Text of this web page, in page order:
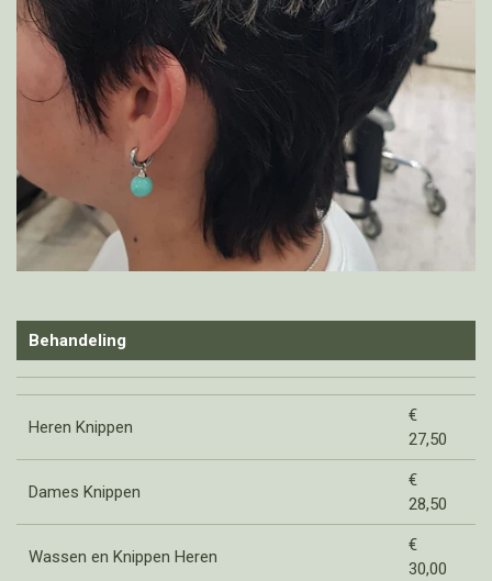
Behandeling
Heren Knippen
€
27,50
Dames Knippen
€
28,50
Wassen en Knippen Heren
€
30,00